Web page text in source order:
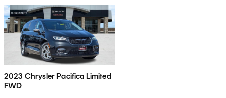
2023 Chrysler Pacifica Limited
FWD